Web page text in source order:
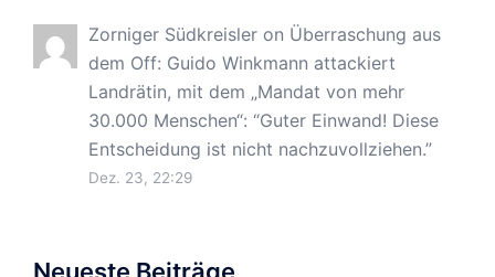
Zorniger Südkreisler on Überraschung aus
dem Off: Guido Winkmann attackiert
Landrätin, mit dem „Mandat von mehr
30.000 Menschen“: “Guter Einwand! Diese
Entscheidung ist nicht nachzuvollziehen.”
Dez. 23, 22:29